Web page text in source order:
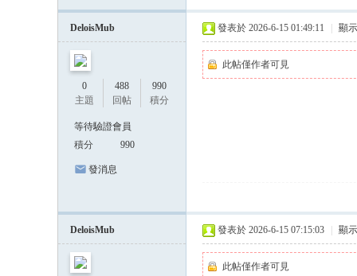
喝
DeloisMub
0
主題
488
回帖
990
積分
等待驗證會員
積分
990
發消息
發表於 2026-6-15 01:49:11 顯
此帖僅作者可見
DeloisMub 發表於 2026-6-15 07:15:03 顯
此帖僅作者可見